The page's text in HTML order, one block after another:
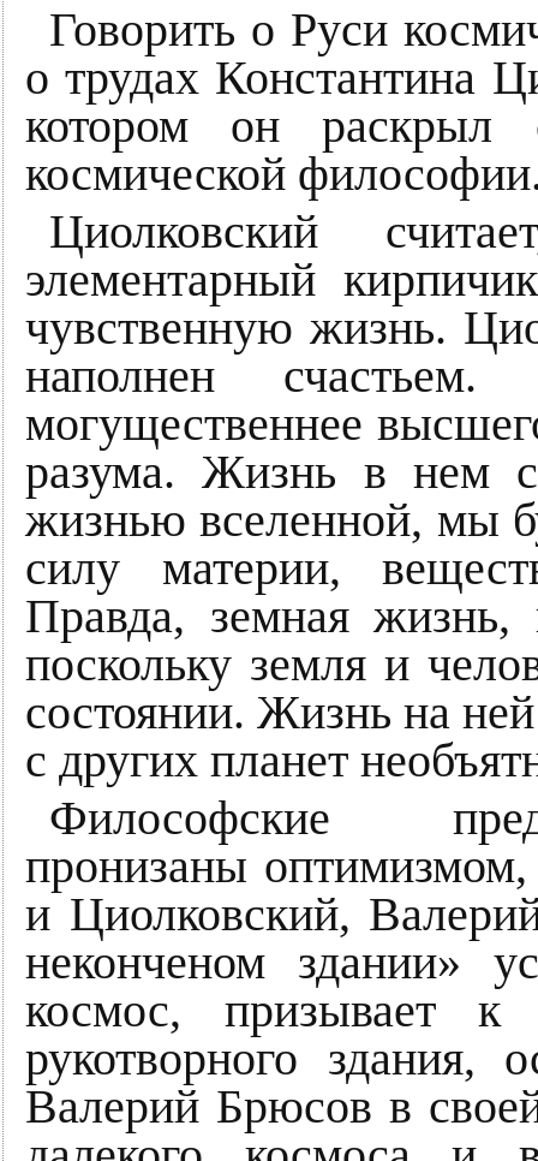
Говорить о Руси
о трудах Константина
котором он раскрыл
космической
Циолковский
элементарный
чувственную жизнь.
наполнен
могущественнее
разума. Жизнь в нем
жизнью вселенной, мы
силу материи,
Правда, земная
поскольку земля и
состоянии. Жизнь на
с других планет
Философские
пронизаны оптимизмом,
и Циолковский,
неконченом здании»
космос, призывает к
рукотворного здания,
Валерий Брюсов в